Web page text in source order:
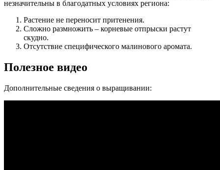
незначительны в благодатных условиях региона:
Растение не переносит притенения.
Сложно размножить – корневые отпрыски растут
скудно.
Отсутствие специфического малинового аромата.
Полезное видео
Дополнительные сведения о выращивании: